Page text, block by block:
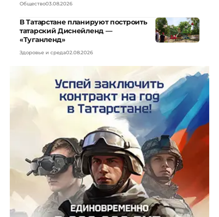
Общество03.08.2026
В Татарстане планируют построить
татарский Диснейленд —
«Туганленд»
Здоровье и среда02.08.2026